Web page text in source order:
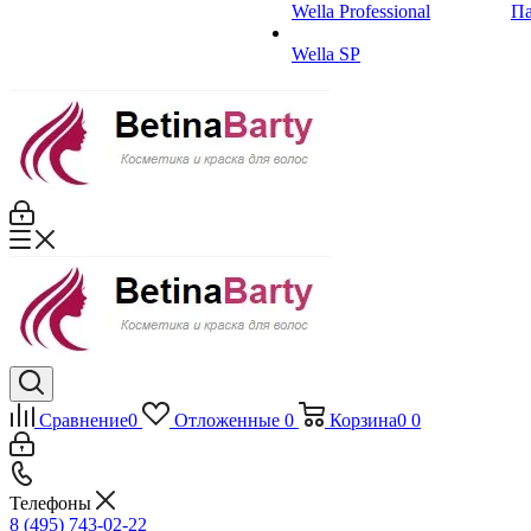
Wella Professional
Wella SP
Сравнение0 Отложенные 0 Корзина0 0
Телефоны
8 (495) 743-02-22